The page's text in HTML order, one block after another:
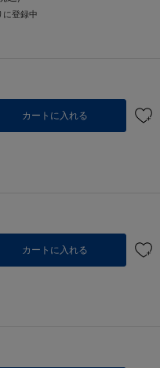
に登録中
カートに入れる
カートに入れる